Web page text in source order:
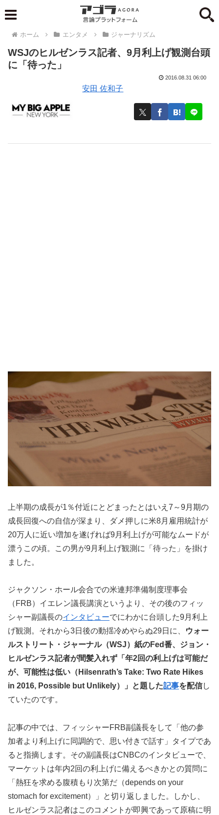
ホーム エンタメ ジャーナリズム
WSJのヒルゼンラス記者、9月利上げ観測台頭
に「待った」
安田 佐和子
2016.08.31 06:00
上半期の成長が1％付近にとどまったとはいえ7～9月期の
成長回復への自信が深まり、ダメ押しに米8月雇用統計が
20万人に近い増加を遂げれば9月利上げが可能なムードが
漂うこの頃。この男が9月利上げ観測に「待った」を掛け
ました。
ジャクソン・ホール会合での米連邦準備制度理事会
（FRB）イエレン議長講演というより、その後のフィッ
シャー副議長のインタビューでにわかに台頭した9月利上
げ観測。それから3日後の動揺冷めやらぬ29日に、
ウォー
ルストリート・ジャーナル（WSJ）紙のFed番、ジョン・
ヒルゼンラス記者が間髪入れず「年2回の利上げは可能だ
が、可能性は低い（Hilsenrath’s Take: Two Rate Hikes
in 2016, Possible but Unlikely）」と題した記事を配信し
ていたのです。
記事の中では、フィッシャーFRB副議長をして「他の参
加者より利上げに同調的で、思い付きで話す」タイプであ
ると指摘します。その副議長はCNBCのインタビューで、
マーケットは年内2回の利上げに備えるべきかとの質問に
「熱狂を求める腹積もり次第だ（depends on your
stomach for excitement）」と切り返しました。しかし、
ヒルゼンラス記者はこのコメントが即興であって原稿に明